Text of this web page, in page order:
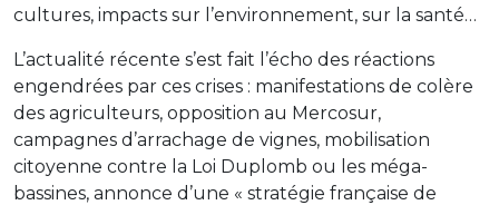
cultures, impacts sur l’environnement, sur la santé…
L’actualité récente s’est fait l’écho des réactions
engendrées par ces crises : manifestations de colère
des agriculteurs, opposition au Mercosur,
campagnes d’arrachage de vignes, mobilisation
citoyenne contre la Loi Duplomb ou les méga-
bassines, annonce d’une « stratégie française de